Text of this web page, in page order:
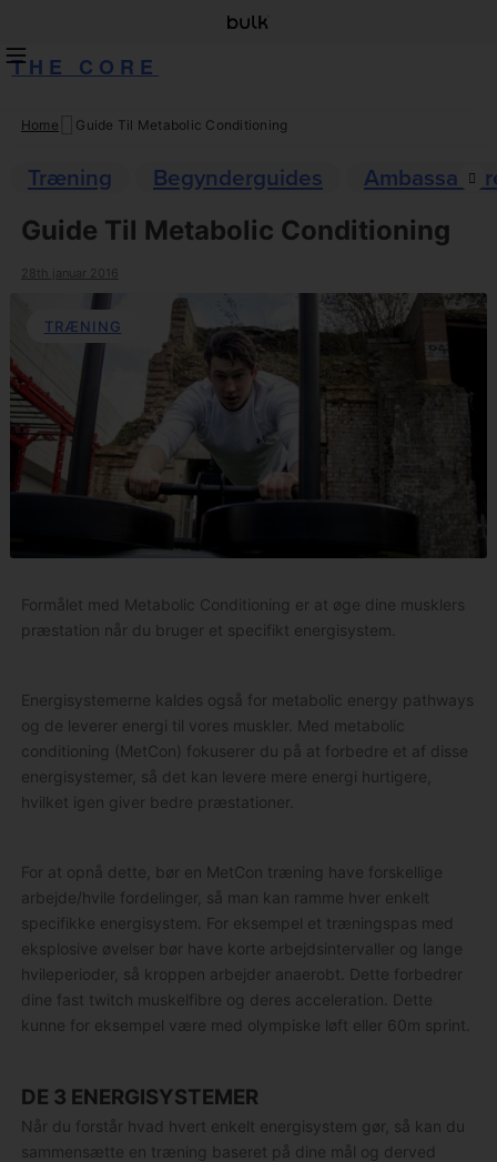
THE CORE
Skip
content
Home Guide Til Metabolic Conditioning
Træning Begynderguides
Guide Til Metabolic Conditioning
28th januar 2016
TRÆNING
Formålet med Metabolic Conditioning er at øge dine musklers
præstation når du bruger et specifikt energisystem.
Energisystemerne kaldes også for metabolic energy pathways
og de leverer energi til vores muskler. Med metabolic
conditioning (MetCon) fokuserer du på at forbedre et af disse
energisystemer, så det kan levere mere energi hurtigere,
hvilket igen giver bedre præstationer.
For at opnå dette, bør en MetCon træning have forskellige
arbejde/hvile fordelinger, så man kan ramme hver enkelt
specifikke energisystem. For eksempel et træningspas med
eksplosive øvelser bør have korte arbejdsintervaller og lange
hvileperioder, så kroppen arbejder anaerobt. Dette forbedrer
dine fast twitch muskelfibre og deres acceleration. Dette
kunne for eksempel være med olympiske løft eller 60m sprint.
DE 3 ENERGISYSTEMER
Når du forstår hvad hvert enkelt energisystem gør, så kan du
sammensætte en træning baseret på dine mål og derved